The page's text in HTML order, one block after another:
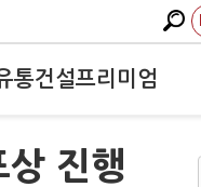
통건설프리미엄
진행